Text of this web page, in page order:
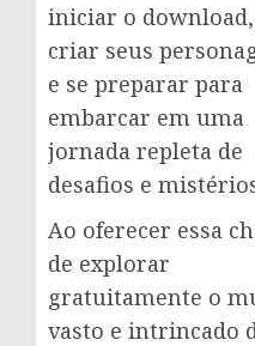
iniciar o download,
criar seus
e se preparar para
embarcar em uma
jornada repleta de
desafios e
Ao oferecer essa
de explorar
gratuitamente o
vasto e intrincado